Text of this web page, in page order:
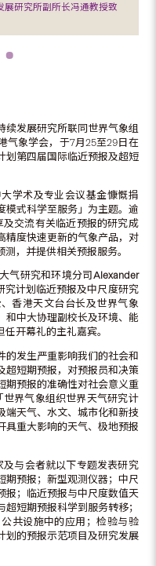
展研究所副所长冯通教授致
续发展研究所联同世界气象组
气象学会，于7月25至29日在
划第四届国际临近预报及超短
学术及专业会议基金慷慨捐
模式科学至服务」为主题。逾
交流有关临近预报的研究成
精度快速更新的气象产品，对
，并提供相关预报服务。
气研究和环境分司 Alexander
究计划临近预报及中尺度研究
、香港天文台台长及世界气象
和中大协理副校长及环境、能
任开幕礼的主礼嘉宾。
的发生严重影响我们的社会和
超短期预报，对预报员和决策
期预报的准确性对社会意义重
世界气象组织世界天气研究计
端天气、水文、城市化和新技
具重大影响的天气、极地预报
与会者就以下专题发表研究
期预报；新型观测仪器；中尺
报；临近预报与中尺度数值天
短期预报科学到服务转移；
共设施中的应用；检验与验
划的预报示范项目及研究发展